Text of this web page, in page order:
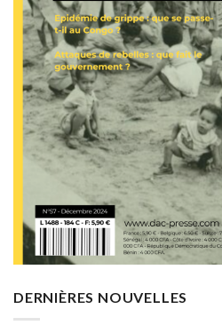
DERNIÈRES NOUVELLES